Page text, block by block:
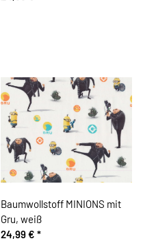
Baumwollstoff MINIONS mit
Gru, weiß
24,99 € *